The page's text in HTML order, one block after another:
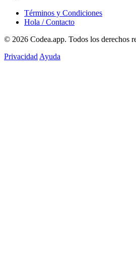
Términos y Condiciones
Hola / Contacto
© 2026 Codea.app. Todos los derechos
Privacidad Ayuda